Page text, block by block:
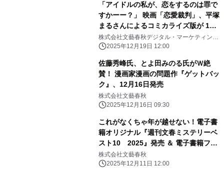
「アイドルの私が、恋をするのは罪で
すかーー？」 映画「恋愛裁判」、平塚
まるさんによるコミカライズ版が 12
月19日（金）より「ピッコマ」にて先
行配信開始！
株式会社文藝春秋デジタル・マーケティング
部 2025年12月19日 12:00
佐藤秀峰氏、とよ田みのる氏がＷ絶
賛！ 漫画家漫画の問題作『ゲットバッ
ク』、12月16日発売
株式会社文藝春秋
2025年12月16日 09:30
これがなくちゃ年が越せない！電子書
籍オリジナル『週刊文春ミステリーベ
スト10 2025』発売 ＆ 電子書籍フェ
ア「文藝春秋ミステリー大祭2025」開
催
株式会社文藝春秋
2025年12月11日 12:00